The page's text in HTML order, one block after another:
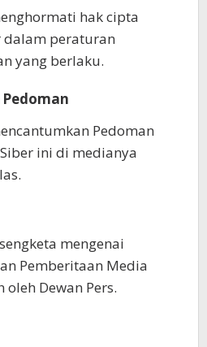
hak cipta
peraturan
yang berlaku.
Pedoman
ini di medianya
mengenai
Pemberitaan Media
Dewan Pers.